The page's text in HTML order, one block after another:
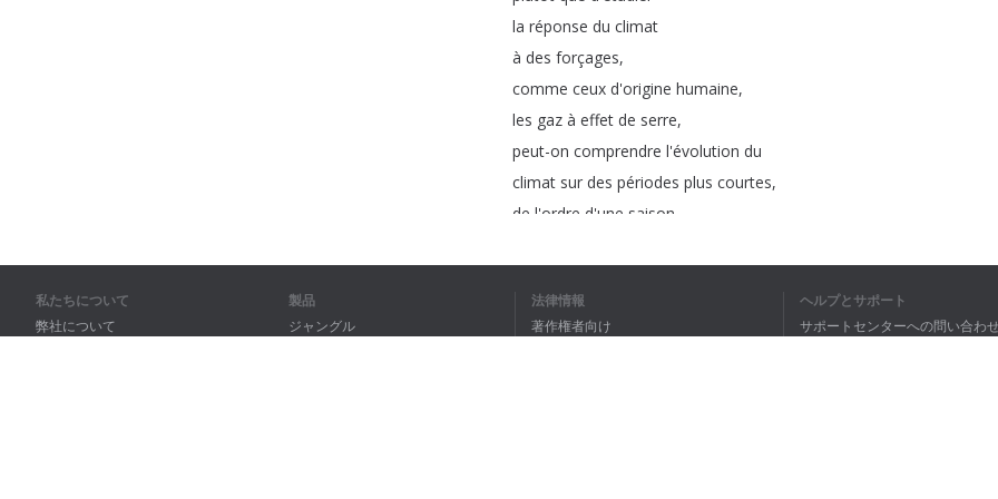
la réponse du climat
à des forçages,
comme ceux d'origine humaine,
les gaz à effet de serre,
peut-on comprendre l'évolution du
climat sur des périodes plus courtes,
de l'ordre d'une saison
climat est
d'une part,par ces facteurs,
私たちについて
弊社について
製品
ジャングル
法律情報
著作権者向け
ヘルプとサポート
サポートセンターへの問い合わ